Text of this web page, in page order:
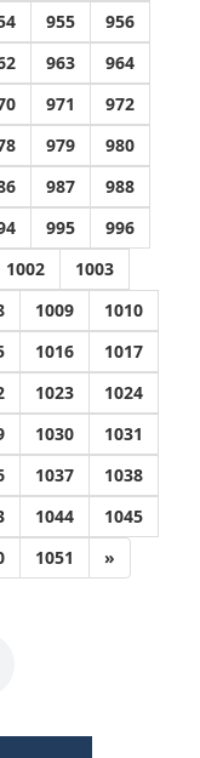
955
956
963
964
971
972
979
980
987
988
995
996
1002
1003
1009
1010
1016
1017
1023
1024
1030
1031
1037
1038
1044
1045
1051 »